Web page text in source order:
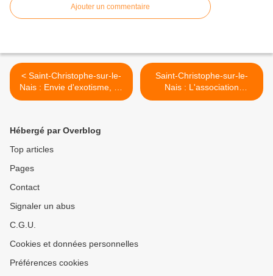
Ajouter un commentaire
< Saint-Christophe-sur-le-
Nais : Envie d'exotisme, un
couscous au menu
Saint-Christophe-sur-le-
Nais : L'association
"expression corporelle"
Hébergé par Overblog
Top articles
Pages
Contact
Signaler un abus
C.G.U.
Cookies et données personnelles
Préférences cookies